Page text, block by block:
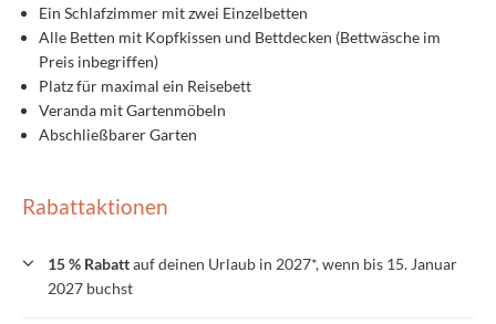
Ein Schlafzimmer mit zwei Einzelbetten
Alle Betten mit Kopfkissen und Bettdecken (Bettwäsche im
Preis inbegriffen)
Platz für maximal ein Reisebett
Veranda mit Gartenmöbeln
Abschließbarer Garten
Rabattaktionen
15 % Rabattauf deinen Urlaub in 2027*, wenn bis 15. Januar
2027 buchst